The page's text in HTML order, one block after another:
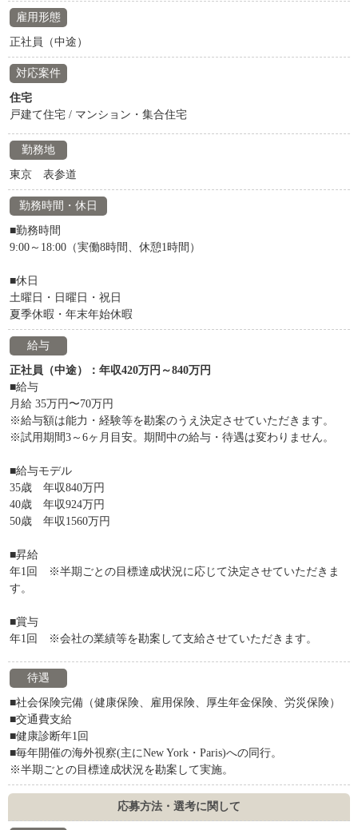
雇用形態
正社員（中途）
対応案件
住宅
戸建て住宅 / マンション・集合住宅
勤務地
東京 表参道
勤務時間・休日
■勤務時間
9:00～18:00（実働8時間、休憩1時間）
■休日
土曜日・日曜日・祝日
夏季休暇・年末年始休暇
給与
正社員（中途）：年収420万円～840万円
■給与
月給 35万円〜70万円
※給与額は能力・経験等を勘案のうえ決定させていただきます。
※試用期間3～6ヶ月目安。期間中の給与・待遇は変わりません。
■給与モデル
35歳 年収840万円
40歳 年収924万円
50歳 年収1560万円
■昇給
年1回 ※半期ごとの目標達成状況に応じて決定させていただきま
す。
■賞与
年1回 ※会社の業績等を勘案して支給させていただきます。
待遇
■社会保険完備（健康保険、雇用保険、厚生年金保険、労災保険）
■交通費支給
■健康診断年1回
■毎年開催の海外視察(主にNew York・Paris)への同行。
※半期ごとの目標達成状況を勘案して実施。
応募方法・選考に関して